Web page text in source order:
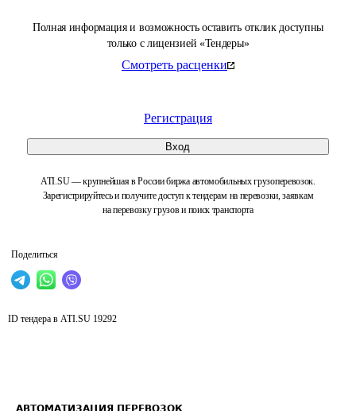
Полная информация и возможность оставить отклик доступны
только с лицензией «Тендеры»
Смотреть расценки
Регистрация
Вход
ATI.SU — крупнейшая в России биржа автомобильных грузоперевозок.
Зарегистрируйтесь и получите доступ к тендерам на перевозки, заявкам
на перевозку грузов и поиск транспорта
Поделиться
ID тендера в ATI.SU 19292
АВТОМАТИЗАЦИЯ ПЕРЕВОЗОК